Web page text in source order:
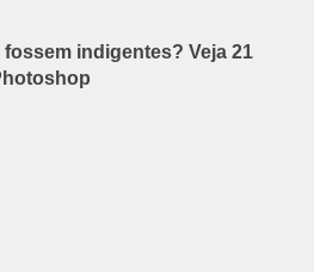
indigentes? Veja 21